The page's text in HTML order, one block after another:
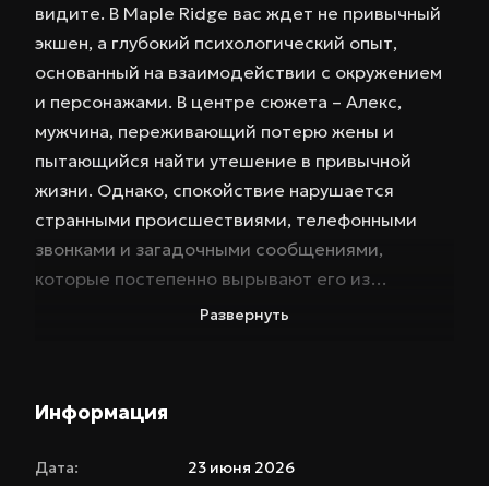
видите. В Maple Ridge вас ждет не привычный
экшен, а глубокий психологический опыт,
основанный на взаимодействии с окружением
и персонажами. В центре сюжета – Алекс,
мужчина, переживающий потерю жены и
пытающийся найти утешение в привычной
жизни. Однако, спокойствие нарушается
странными происшествиями, телефонными
звонками и загадочными сообщениями,
которые постепенно вырывают его из
реальности. Вам предстоит решать, кому
повседневных действий. Взаимодействие с
Развернуть
Информация
Дата:
23 июня 2026